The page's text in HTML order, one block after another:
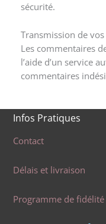
sécurité.
Transmission de
Les commentaires
l’aide d’un service
commentaires
Infos Pratiques
Contact
Délais et livraison
Programme de fidélité